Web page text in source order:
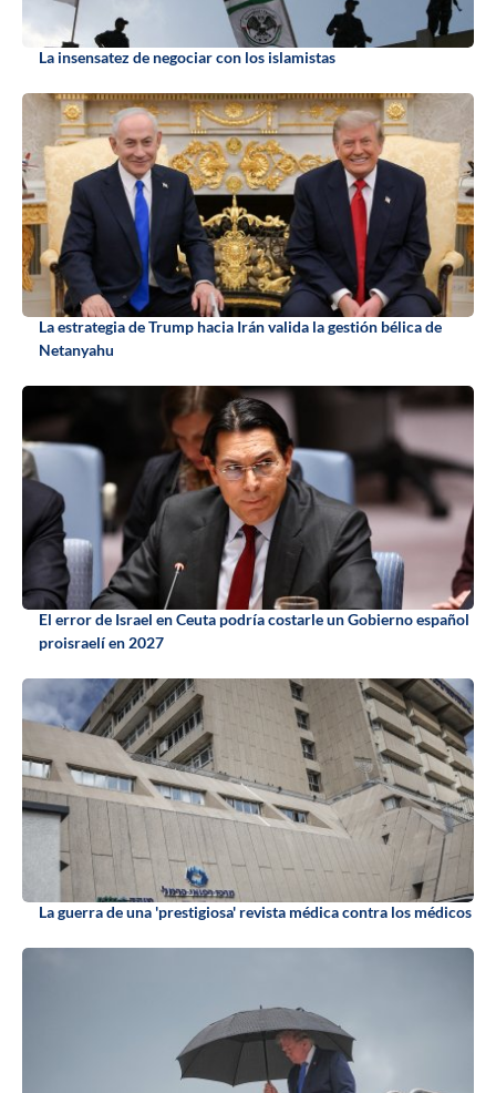
La insensatez de negociar con los islamistas
La estrategia de Trump hacia Irán valida la gestión bélica de
Netanyahu
El error de Israel en Ceuta podría costarle un Gobierno español
proisraelí en 2027
La guerra de una 'prestigiosa' revista médica contra los médicos